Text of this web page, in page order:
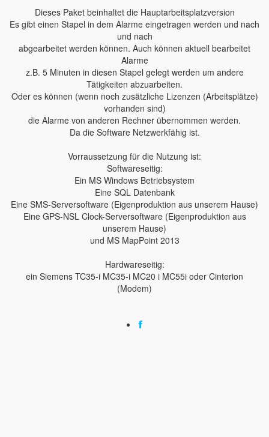
Dieses Paket beinhaltet die Hauptarbeitsplatzversion
Es gibt einen Stapel in dem Alarme eingetragen werden und nach
und nach
abgearbeitet werden können. Auch können aktuell bearbeitet
Alarme
z.B. 5 Minuten in diesen Stapel gelegt werden um andere
Tätigkeiten abzuarbeiten.
Oder es können (wenn noch zusätzliche Lizenzen (Arbeitsplätze)
vorhanden sind)
die Alarme von anderen Rechner übernommen werden.
Da die Software Netzwerkfähig ist.
Vorraussetzung für die Nutzung ist:
Softwareseitig:
Ein MS Windows Betriebsystem
Eine SQL Datenbank
Eine SMS-Serversoftware (Eigenproduktion aus unserem Hause)
Eine GPS-NSL Clock-Serversoftware (Eigenproduktion aus
unserem Hause)
und MS MapPoint 2013
Hardwareseitig:
ein Siemens TC35-i MC35-i MC20 i MC55i oder Cinterion
(Modem)